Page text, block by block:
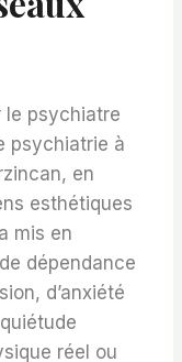
le psychiatre
psychiatrie à
en
esthétiques
mis en
dépendance
d’anxiété
réel ou